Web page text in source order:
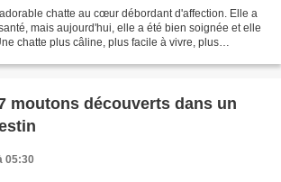
chatte au cœur débordant d'affection. Elle a
mais aujourd'hui, elle a été bien soignée et elle
chatte plus câline, plus facile à vivre, plus
moutons découverts dans un
05:30